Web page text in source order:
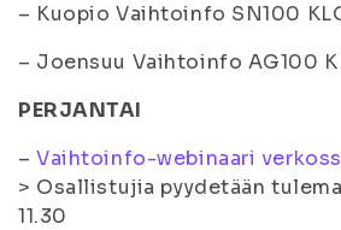
– Kuopio Vaihtoinfo SN100
– Joensuu Vaihtoinfo AG100
PERJANTAI
–Vaihtoinfo-webinaari
> Osallistujia pyydetään
11.30